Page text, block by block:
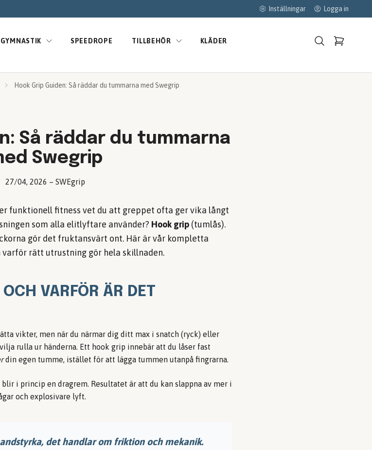
Inställningar Logga in
GYMNASTIK SPEEDROPE TILLBEHÖR KLÄDER
Hook Grip Guiden: Så räddar du tummarna med Swegrip
Så räddar du tummarna
Swegrip
27/04, 2026 – SWEgrip
funktionell fitness vet du att greppet ofta ger vika långt
som alla elitlyftare använder? Hook grip (tumlås).
gör det fruktansvärt ont. Här är vår kompletta
rätt utrustning gör hela skillnaden.
VARFÖR ÄR DET
vikter, men när du närmar dig ditt max i snatch (ryck) eller
rulla ur händerna. Ett hook grip innebär att du låser fast
din egen tumme, istället för att lägga tummen utanpå fingrarna.
i princip en dragrem. Resultatet är att du kan slappna av mer i
och explosivare lyft.
det handlar om friktion och mekanik.